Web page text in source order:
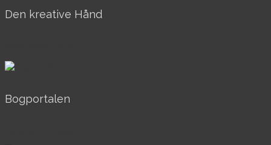
Den kreative Hånd
Bogportalen